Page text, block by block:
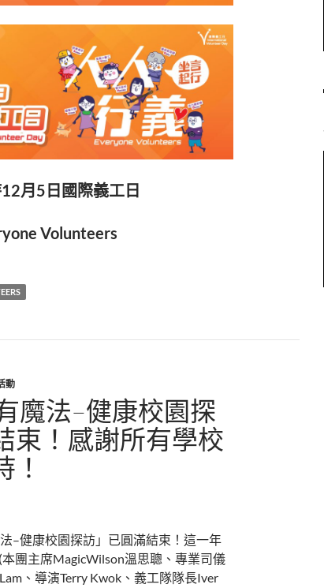
月5日國際義工日
Volunteers
動
魔法–健康校園探
束！感謝所有學校
！
–健康校園探訪」已圓滿結束！這一年
團主席MagicWilson溫思聰、專業司儀
、導演Terry Kwok、義工隊隊長Iver